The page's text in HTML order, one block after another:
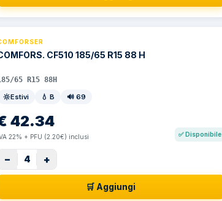
CF510 185/65 R15 88 H
65 R15 88H
Estivi
💧B 🔊69
42.34
22% + PFU (2.20€) inclusi ✅Disponibile
− 4 +
🛒 Aggiungi